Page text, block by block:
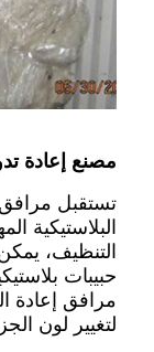
مصنع إعادة
تستقبل مرافق
البلاستيكية
التنظيف، يمكن
مرافق إعادة
لتغيير لون